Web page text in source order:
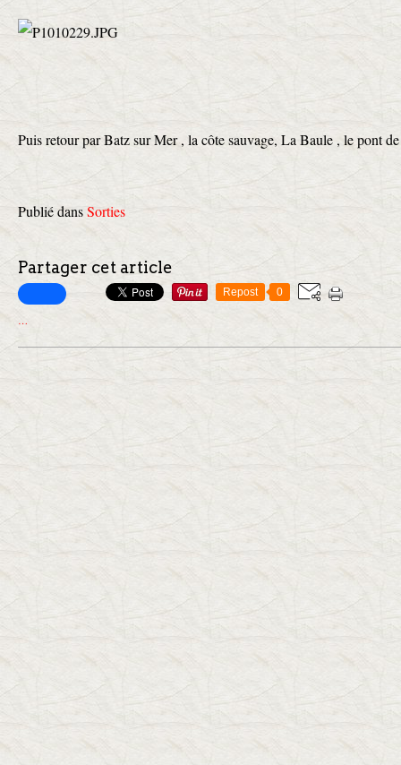
Puis retour par Batz sur Mer , la côte sauvage, La Baule , le pont
Publié dansSorties
Partager cet article
Repost 0
…